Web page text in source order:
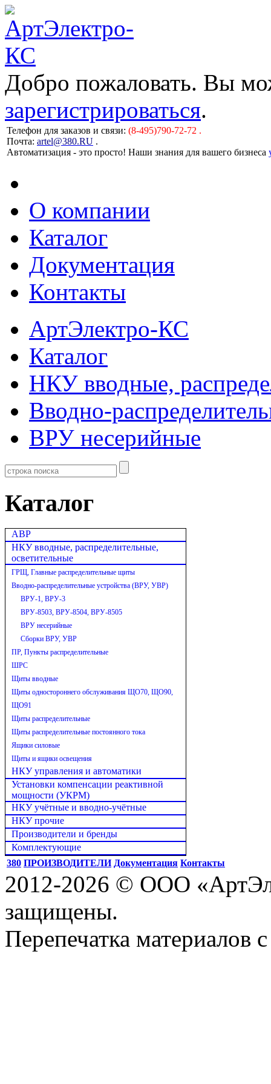
Добро пожаловать. Вы
зарегистрироваться.
Телефон для заказов и связи: (8-495)790-72-72 .
Почта: artel@380.RU .
Автоматизация - это просто! Наши знания для вашего бизнеса
О компании
Каталог
Документация
Контакты
АртЭлектро-КС
Каталог
НКУ вводные,
Вводно-
ВРУ несерийные
Каталог
АВР
НКУ вводные, распределительные,
осветительные
ГРЩ, Главные распределительные щиты
Вводно-распределительные устройства (ВРУ, УВР)
ВРУ-1, ВРУ-3
ВРУ-8503, ВРУ-8504, ВРУ-8505
ВРУ несерийные
Сборки ВРУ, УВР
ПР, Пункты распределительные
ШРС
Щиты вводные
Щиты одностороннего обслуживания ЩО70, ЩО90,
ЩО91
Щиты распределительные
Щиты распределительные постоянного тока
Ящики силовые
Щиты и ящики освещения
НКУ управления и автоматики
Установки компенсации реактивной
мощности (УКРМ)
НКУ учётные и вводно-учётные
НКУ прочие
Производители и бренды
Комплектующие
380 ПРОИЗВОДИТЕЛИ Документация Контакты
2012-2026 © ООО
защищены.
Перепечатка материалов